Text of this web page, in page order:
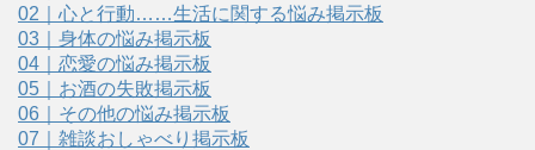
02｜心と行動……生活に関する悩み掲示板
03｜身体の悩み掲示板
04｜恋愛の悩み掲示板
05｜お酒の失敗掲示板
06｜その他の悩み掲示板
07｜雑談おしゃべり掲示板